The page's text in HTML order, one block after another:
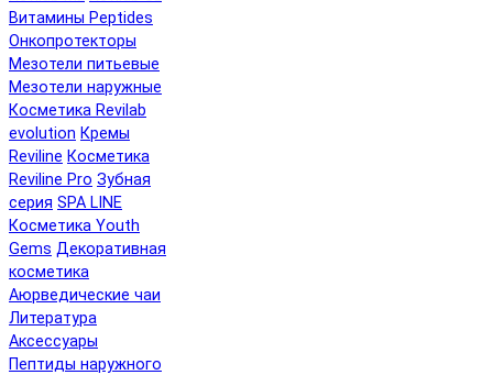
Витамины Peptides
Онкопротекторы
Мезотели питьевые
Мезотели наружные
Косметика Revilab
evolution Кремы
Reviline Косметика
Reviline Pro Зубная
серия SPA LINE
Косметика Youth
Gems Декоративная
косметика
Аюрведические чаи
Литература
Аксессуары
Пептиды наружного